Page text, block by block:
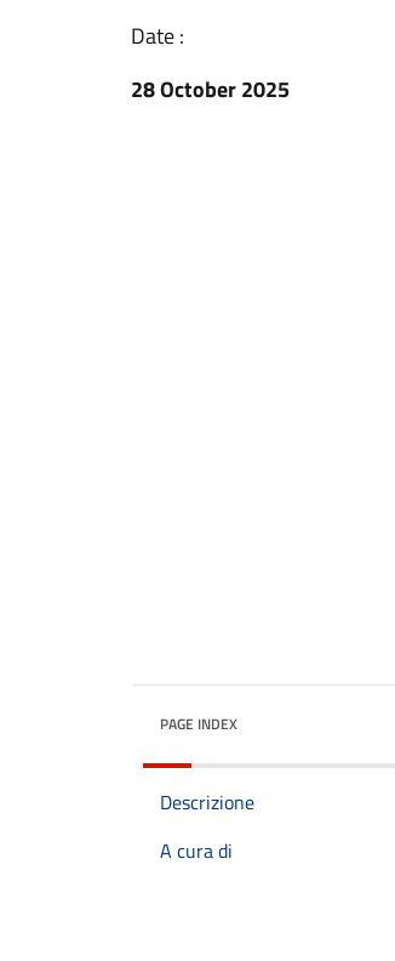
Date :
28 October 2025
PAGE INDEX
Descrizione
A cura di